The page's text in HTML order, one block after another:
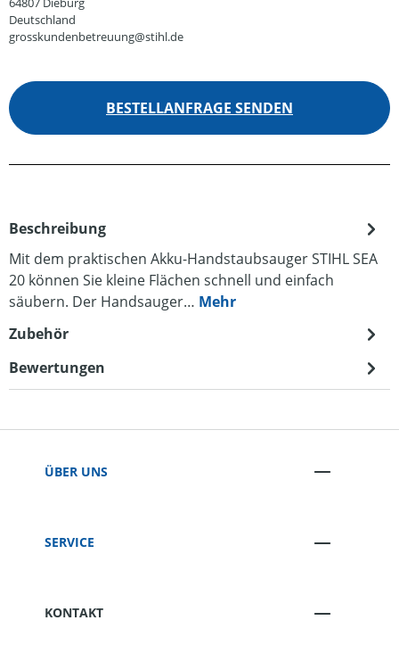
Deutschland
grosskundenbetreuung@stihl.de
BESTELLANFRAGE SENDEN
Beschreibung
Mit dem praktischen Akku-Handstaubsauger STIHL SEA
20 können Sie kleine Flächen schnell und einfach
säubern. Der Handsauger… Mehr
Zubehör
Bewertungen
ÜBER UNS
SERVICE
KONTAKT